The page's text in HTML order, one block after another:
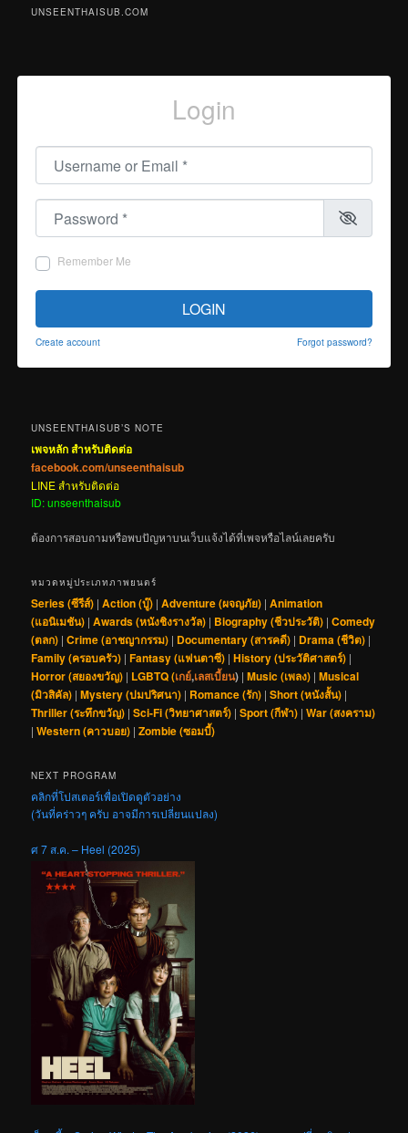
UNSEENTHAISUB.COM
Login
Username or Email
Password
Remember Me
LOGIN
Create account Forgot password?
UNSEENTHAISUB’S NOTE
เพจหลัก สำหรับติดต่อ
facebook.com/unseenthaisub
LINE สำหรับติดต่อ
ID: unseenthaisub
ต้องการสอบถามหรือพบปัญหาบนเว็บแจ้งได้ที่เพจหรือไลน์เลยครับ
หมวดหมู่ประเภทภาพยนตร์
Series (ซีรีส์) |Action (บู๊) |Adventure (ผจญภัย) |Animation
(แอนิเมชัน) |Awards (หนังชิงรางวัล) | Biography (ชีวประวัติ) |Comedy
(ตลก) |Crime (อาชญากรรม) | Documentary (สารคดี) | Drama (ชีวิต) |
Family (ครอบครัว) |Fantasy (แฟนตาซี) |History (ประวัติศาสตร์) |
Horror (สยองขวัญ) | LGBTQ (เกย์,เลสเบี้ยน) |Music (เพลง) |Musical
(มิวสิคัล) |Mystery (ปมปริศนา) | Romance (รัก) |Short (หนังสั้น) |
Thriller (ระทึกขวัญ) |Sci-Fi (วิทยาศาสตร์) |Sport (กีฬา) |War (สงคราม)
|Western (คาวบอย) |Zombie (ซอมบี้)
NEXT PROGRAM
คลิกที่โปสเตอร์เพื่อเปิดดูตัวอย่าง
(วันที่คร่าวๆ ครับ อาจมีการเปลี่ยนแปลง)
ศ 7 ส.ค. – Heel (2025)